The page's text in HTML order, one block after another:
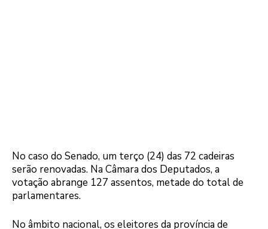
No caso do Senado, um terço (24) das 72 cadeiras
serão renovadas. Na Câmara dos Deputados, a
votação abrange 127 assentos, metade do total de
parlamentares.
No âmbito nacional, os eleitores da província de